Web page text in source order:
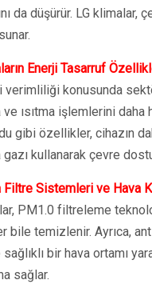
da düşürür. LG
Enerji Tasarruf
verimliliği konusunda
ısıtma işlemlerini
gibi özellikler, cihazın
kullanarak çevre
Filtre Sistemleri ve Hava
PM1.0 filtreleme
bile temizlenir. Ayrıca,
bir hava ortamı
sağlar.